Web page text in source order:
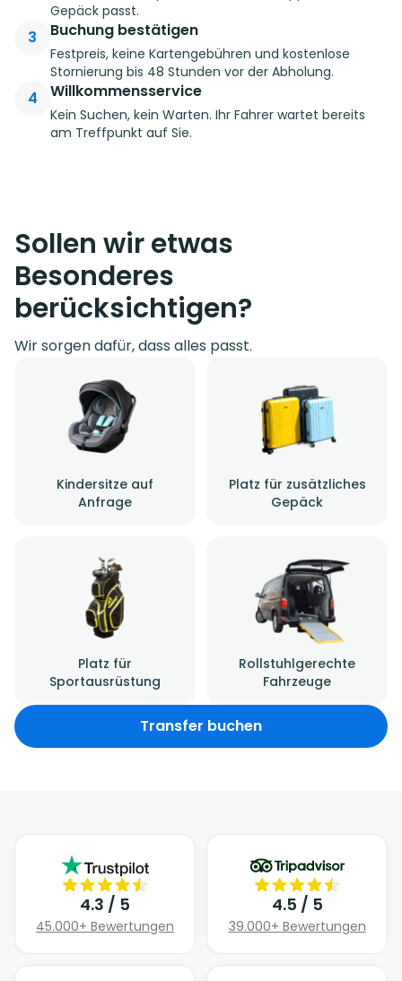
Gepäck passt.
3 Buchung bestätigen
Festpreis, keine Kartengebühren und kostenlose
Stornierung bis 48 Stunden vor der Abholung.
4 Willkommensservice
Kein Suchen, kein Warten. Ihr Fahrer wartet bereits
am Treffpunkt auf Sie.
Sollen wir etwas
Besonderes
berücksichtigen?
Wir sorgen dafür, dass alles passt.
Kindersitze auf
Anfrage
Platz für zusätzliches
Gepäck
Platz für
Sportausrüstung
Rollstuhlgerechte
Fahrzeuge
Transfer buchen
4.3 / 5
45.000+ Bewertungen
4.5 / 5
39.000+ Bewertungen